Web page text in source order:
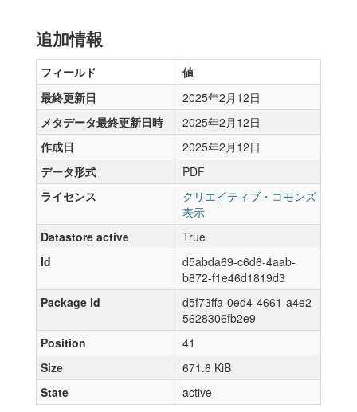
追加情報
フィールド
値
最終更新日
2025年2月12日
メタデータ最終更新日時
2025年2月12日
作成日
2025年2月12日
データ形式
PDF
ライセンス
クリエイティブ・コモンズ
表示
Datastore active
True
Id
d5abda69-c6d6-4aab-
b872-f1e46d1819d3
Package id
d5f73ffa-0ed4-4661-a4e2-
5628306fb2e9
Position
41
Size
671.6 KiB
State
active